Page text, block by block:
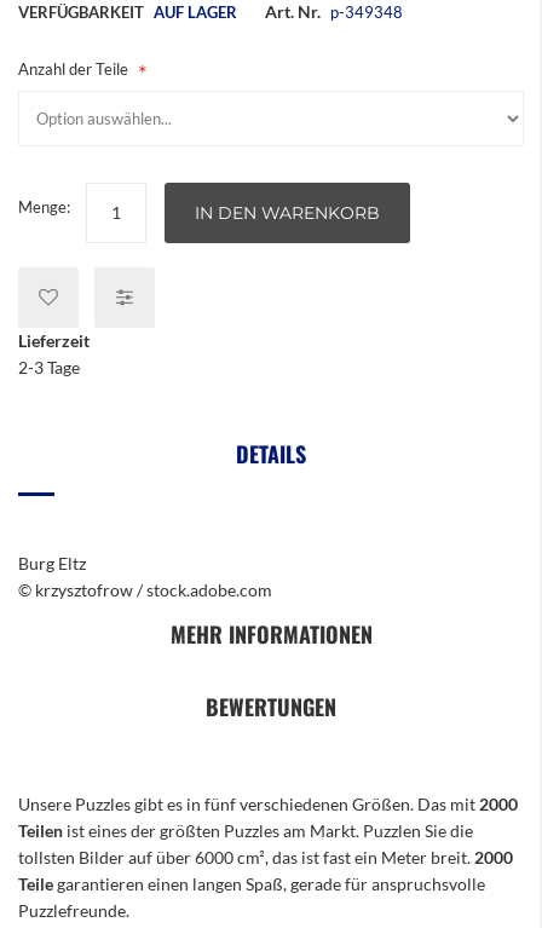
VERFÜGBARKEIT AUF LAGER Art. Nr. p-349348
Anzahl der Teile
Menge: IN DEN WARENKORB
Lieferzeit
2-3 Tage
DETAILS
Burg Eltz
© krzysztofrow / stock.adobe.com
MEHR INFORMATIONEN
BEWERTUNGEN
Unsere Puzzles gibt es in fünf verschiedenen Größen. Das mit 2000
Teilen ist eines der größten Puzzles am Markt. Puzzlen Sie die
tollsten Bilder auf über 6000 cm², das ist fast ein Meter breit. 2000
Teilegarantieren einen langen Spaß, gerade für anspruchsvolle
Puzzlefreunde.